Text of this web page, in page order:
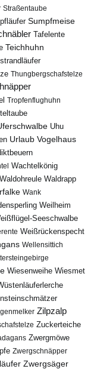
Straßentaube
Sumpfmeise
Tafelente
Teichhuhn
Thungbergschafstelze
Tropfenflughuhn
Uhu
Urlaub Vogelhaus
Wachtelkönig
Waldohreule Waldrapp
Wank
Weilheim
Seeschwalbe
Weißrückenspecht
Wellensittich
Wiesenweihe Wiesmet
Zilpzalp
Zuckerteiche
Zwergmöwe
Zwergschnäpper
Zwergsäger